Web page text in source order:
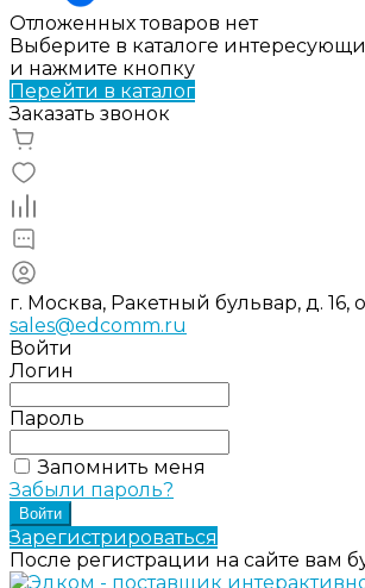
Отложенных товаров нет
Выберите в каталоге
и нажмите кнопку
Перейти в каталог
Заказать звонок
г. Москва, Ракетный бульвар, д.
sales@edcomm.ru
Войти
Логин
Пароль
Запомнить меня
Забыли пароль?
Зарегистрироваться
После регистрации на сайте вам